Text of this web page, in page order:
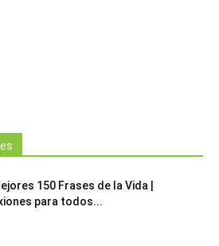
150 Frases de la Vida |
para todos...